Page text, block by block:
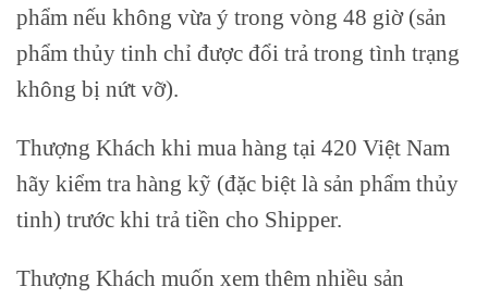
phẩm nếu không vừa ý trong vòng 48 giờ (sản
phẩm thủy tinh chỉ được đổi trả trong tình trạng
không bị nứt vỡ).
Thượng Khách khi mua hàng tại 420 Việt Nam
hãy kiểm tra hàng kỹ (đặc biệt là sản phẩm thủy
tinh) trước khi trả tiền cho Shipper.
Thượng Khách muốn xem thêm nhiều sản